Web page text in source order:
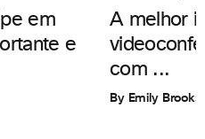
em
e
A melhor
com ...
By Emily Brooks